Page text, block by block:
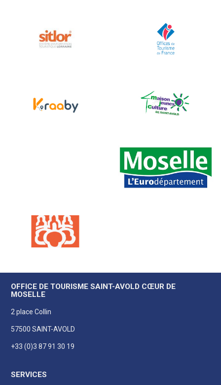
OFFICE DE TOURISME SAINT-AVOLD CŒUR DE
MOSELLE
2 place Collin
57500 SAINT-AVOLD
+33 (0)3 87 91 30 19
SERVICES